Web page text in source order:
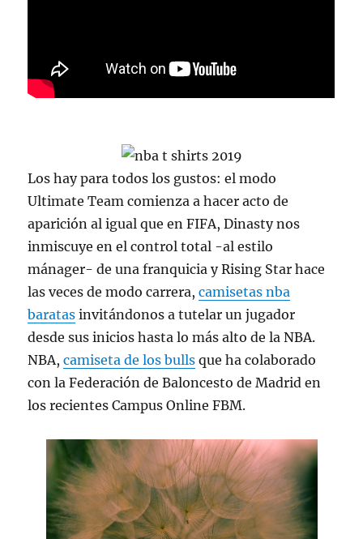
Los hay para todos los gustos: el modo
Ultimate Team comienza a hacer acto de
aparición al igual que en FIFA, Dinasty nos
inmiscuye en el control total -al estilo
mánager- de una franquicia y Rising Star hace
las veces de modo carrera,camisetas nba
baratas invitándonos a tutelar un jugador
desde sus inicios hasta lo más alto de la NBA.
NBA,camiseta de los bulls que ha colaborado
con la Federación de Baloncesto de Madrid en
los recientes Campus Online FBM.